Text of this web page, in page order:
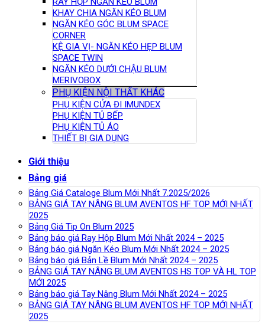
KHAY CHIA NGĂN KÉO BLUM
NGĂN KÉO GÓC BLUM SPACE
CORNER
KỆ GIA VỊ- NGĂN KÉO HẸP BLUM
SPACE TWIN
NGĂN KÉO DƯỚI CHẬU BLUM
MERIVOBOX
PHỤ KIỆN NỘI THẤT KHÁC
PHỤ KIỆN CỬA ĐI IMUNDEX
PHỤ KIỆN TỦ BẾP
PHỤ KIỆN TỦ ÁO
THIẾT BỊ GIA DỤNG
Giới thiệu
Bảng giá
Bảng Giá Cataloge Blum Mới Nhất 7.2025/2026
BẢNG GIÁ TAY NÂNG BLUM AVENTOS HF TOP MỚI NHẤT
2025
Bảng Giá Tip On Blum 2025
Bảng báo giá Ray Hộp Blum Mới Nhất 2024 – 2025
Bảng báo giá Ngăn Kéo Blum Mới Nhất 2024 – 2025
Bảng báo giá Bản Lề Blum Mới Nhất 2024 – 2025
BẢNG GIÁ TAY NÂNG BLUM AVENTOS HS TOP VÀ HL TOP
MỚI 2025
Bảng báo giá Tay Nâng Blum Mới Nhất 2024 – 2025
BẢNG GIÁ TAY NÂNG BLUM AVENTOS HF TOP MỚI NHẤT
2025